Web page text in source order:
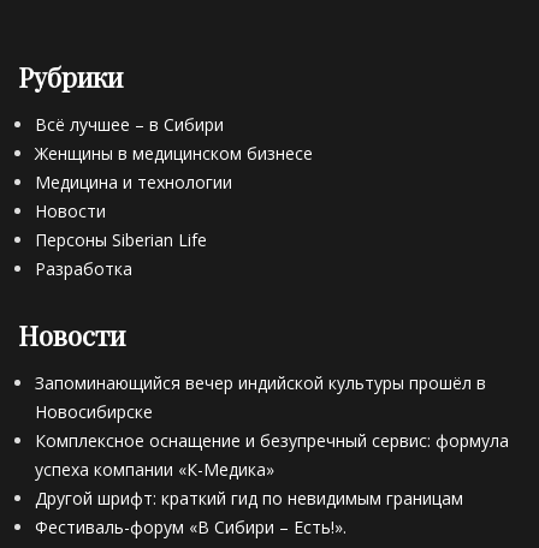
Рубрики
Всё лучшее – в Сибири
Женщины в медицинском бизнесе
Медицина и технологии
Новости
Персоны Siberian Life
Разработка
Новости
Запоминающийся вечер индийской культуры прошёл в
Новосибирске
Комплексное оснащение и безупречный сервис: формула
успеха компании «К-Медика»
Другой шрифт: краткий гид по невидимым границам
Фестиваль-форум «В Сибири – Есть!».